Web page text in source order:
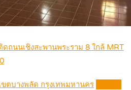
ถนนเชิงสะพานพระราม 8 ใกล้ MRT
ตบางพลัด กรุงเทพมหานคร